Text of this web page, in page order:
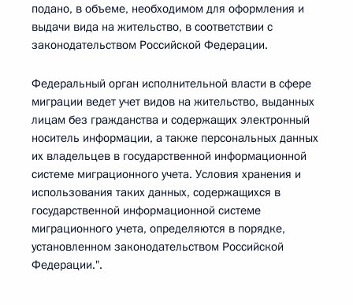
подано, в объеме, необходимом для оформления и
выдачи вида на жительство, в соответствии с
законодательством Российской Федерации.
Федеральный орган исполнительной власти в сфере
миграции ведет учет видов на жительство, выданных
лицам без гражданства и содержащих электронный
носитель информации, а также персональных данных
их владельцев в государственной информационной
системе миграционного учета. Условия хранения и
использования таких данных, содержащихся в
государственной информационной системе
миграционного учета, определяются в порядке,
установленном законодательством Российской
Федерации.".